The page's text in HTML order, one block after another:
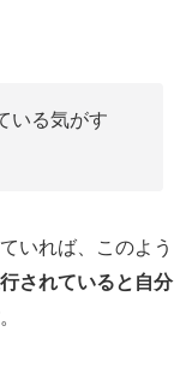
いる気がす
いれば、このよう
されていると自分
。